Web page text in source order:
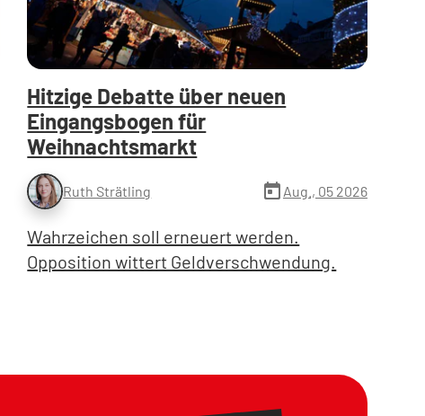
Hitzige Debatte über neuen
Eingangsbogen für
Weihnachtsmarkt
Ruth Strätling today Aug., 05 2026
Wahrzeichen soll erneuert werden.
Opposition wittert Geldverschwendung.